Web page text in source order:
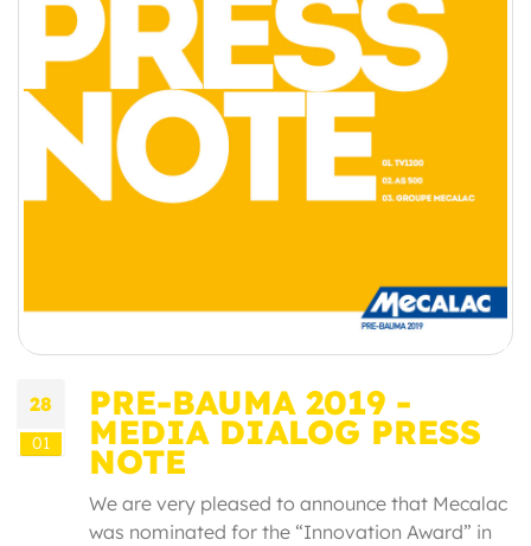
28
01
PRE-BAUMA 2019 -
MEDIA DIALOG PRESS
NOTE
We are very pleased to announce that Mecalac
was nominated for the “Innovation Award” in